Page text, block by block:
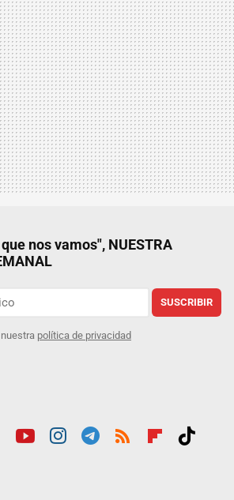
nos vamos", NUESTRA
SUSCRIBIR
política de privacidad